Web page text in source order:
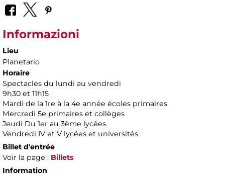
Informazioni
Lieu
Planetario
Horaire
Spectacles du lundi au vendredi
9h30 et 11h15
Mardi de la 1re à la 4e année écoles primaires
Mercredi 5e primaires et collèges
Jeudi Du 1er au 3ème lycées
Vendredi IV et V lycées et universités
Billet d'entrée
Voir la page : Billets
Information